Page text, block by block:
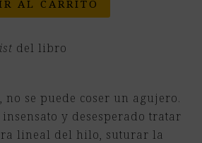
AL CARRITO
del libro
se puede coser un agujero.
y desesperado tratar
lineal del hilo, suturar la